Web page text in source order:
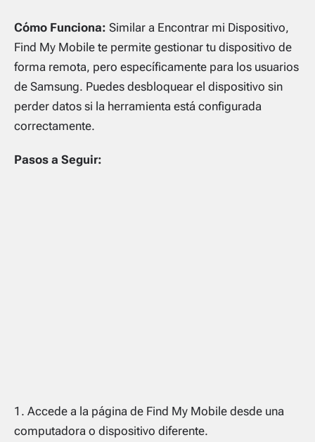
Cómo Funciona: Similar a Encontrar mi Dispositivo,
Find My Mobile te permite gestionar tu dispositivo de
forma remota, pero específicamente para los usuarios
de Samsung. Puedes desbloquear el dispositivo sin
perder datos si la herramienta está configurada
correctamente.
Pasos a Seguir:
Accede a la página de Find My Mobile desde una
computadora o dispositivo diferente.